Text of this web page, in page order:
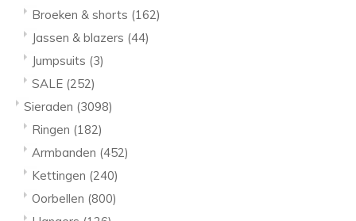
Broeken & shorts (162)
Jassen & blazers (44)
Jumpsuits (3)
SALE (252)
Sieraden (3098)
Ringen (182)
Armbanden (452)
Kettingen (240)
Oorbellen (800)